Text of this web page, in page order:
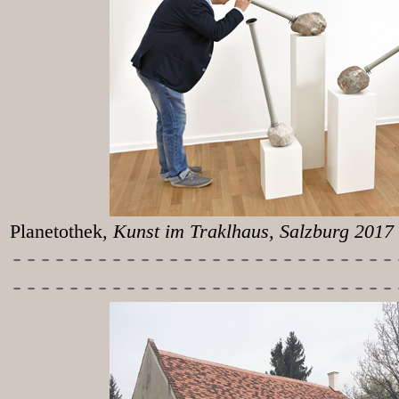
Planetothek, Kunst im
-----------